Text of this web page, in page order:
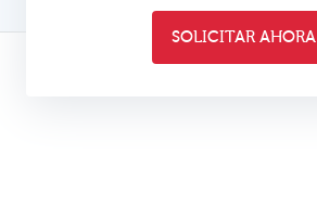
SOLICITAR AHORA